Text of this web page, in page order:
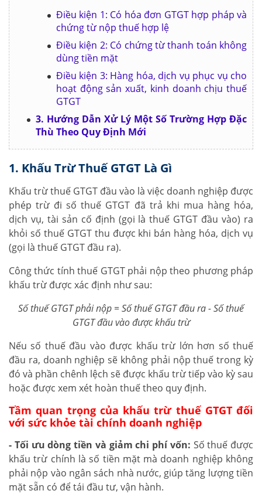
Điều kiện 1: Có hóa đơn GTGT hợp pháp và
chứng từ nộp thuế hợp lệ
Điều kiện 2: Có chứng từ thanh toán không
dùng tiền mặt
Điều kiện 3: Hàng hóa, dịch vụ phục vụ cho
hoạt động sản xuất, kinh doanh chịu thuế
GTGT
3. Hướng Dẫn Xử Lý Một Số Trường Hợp Đặc
Thù Theo Quy Định Mới
1. Khấu Trừ Thuế GTGT Là Gì
Khấu trừ thuế GTGT đầu vào là việc doanh nghiệp được
phép trừ đi số thuế GTGT đã trả khi mua hàng hóa,
dịch vụ, tài sản cố định (gọi là thuế GTGT đầu vào) ra
khỏi số thuế GTGT thu được khi bán hàng hóa, dịch vụ
(gọi là thuế GTGT đầu ra).
Công thức tính thuế GTGT phải nộp theo phương pháp
khấu trừ được xác định như sau:
Số thuế GTGT phải nộp = Số thuế GTGT đầu ra - Số thuế
GTGT đầu vào được khấu trừ
Nếu số thuế đầu vào được khấu trừ lớn hơn số thuế
đầu ra, doanh nghiệp sẽ không phải nộp thuế trong kỳ
đó và phần chênh lệch sẽ được khấu trừ tiếp vào kỳ sau
hoặc được xem xét hoàn thuế theo quy định.
Tầm quan trọng của khấu trừ thuế GTGT đối
với sức khỏe tài chính doanh nghiệp
- Tối ưu dòng tiền và giảm chi phí vốn: Số thuế được
khấu trừ chính là số tiền mặt mà doanh nghiệp không
phải nộp vào ngân sách nhà nước, giúp tăng lượng tiền
mặt sẵn có để tái đầu tư, vận hành.